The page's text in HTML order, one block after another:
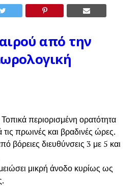
από την
Τοπικά περιορισμένη ορατότητα
πρωινές και βραδινές ώρες.
βόρειες διευθύνσεις 3 με 5 και
μικρή άνοδο κυρίως ως